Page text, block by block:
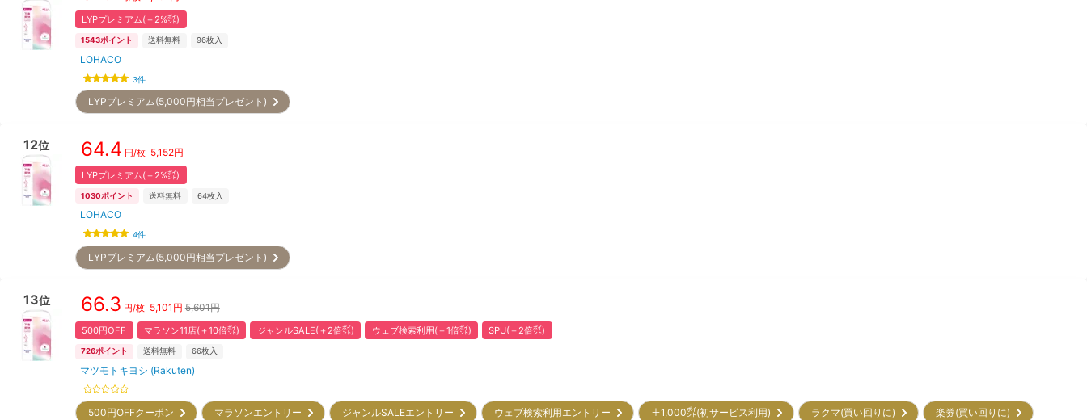
LYPプレミアム(＋2%㌽)
1543ポイント 送料無料 96枚入
LOHACO
3件
LYPプレミアム(5,000円相当プレゼント)
12位 64.4 円/枚 5,152円
LYPプレミアム(＋2%㌽)
1030ポイント 送料無料 64枚入
LOHACO
4件
LYPプレミアム(5,000円相当プレゼント)
13位 66.3 円/枚 5,101 円 5,601円
500円OFF マラソン11店(＋10倍㌽) ジャンルSALE(＋2倍㌽) ウェブ検索利用(＋1倍㌽) SPU(＋2倍㌽)
726ポイント 送料無料 66枚入
マツモトキヨシ (Rakuten)
500円OFFクーポン マラソンエントリー ジャンルSALEエントリー ウェブ検索利用エントリー ＋1,000㌽(初サービス利用) ラクマ(買い回りに)
楽券(買い回りに)